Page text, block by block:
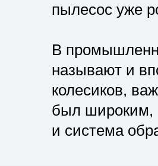
пылесос уже
В
называют и
колесиков,
был широким,
и система